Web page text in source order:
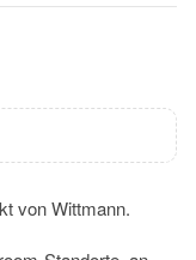
von Wittmann.